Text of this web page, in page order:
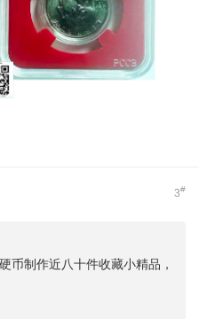
3#
币制作近八十件收藏小精品，